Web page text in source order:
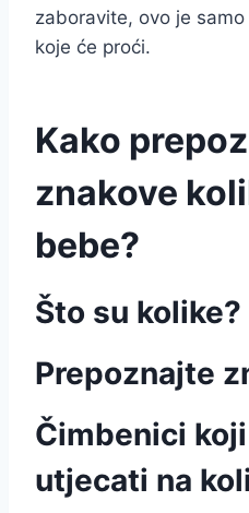
zaboravite, ovo je
koje će proći.
Kako
znakove
bebe?
Što su kolike?
Prepoznajte
Čimbenici
utjecati na